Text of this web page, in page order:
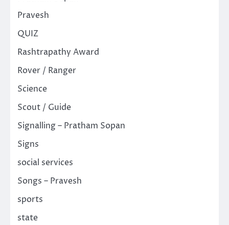
Pravesh
QUIZ
Rashtrapathy Award
Rover / Ranger
Science
Scout / Guide
Signalling – Pratham Sopan
Signs
social services
Songs – Pravesh
sports
state